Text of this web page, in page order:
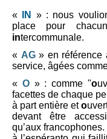
Notre Structure
Bénévolat
Contact
Protection des
« IN » : nous
place pour
intercommunale.
« AG» en référence
service, âgées
« O» : comme "o
facettes de chaque
à part entière eto
devant être
qu’aux